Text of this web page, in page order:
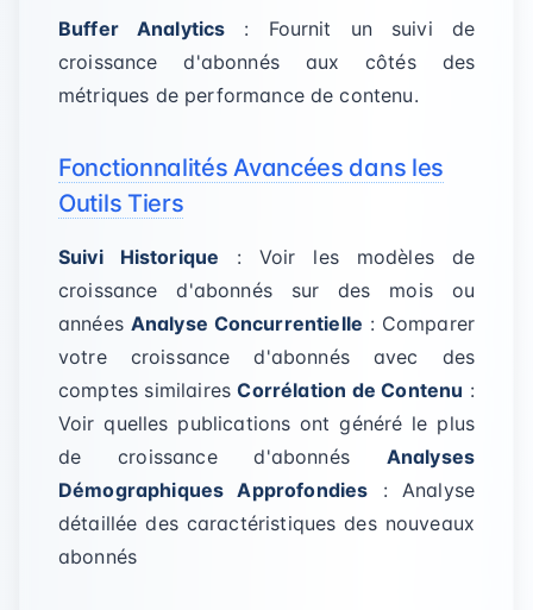
Buffer Analytics : Fournit un suivi de
croissance d'abonnés aux côtés des
métriques de performance de contenu.
Fonctionnalités Avancées dans les
Outils Tiers
Suivi Historique : Voir les modèles de
croissance d'abonnés sur des mois ou
années Analyse Concurrentielle : Comparer
votre croissance d'abonnés avec des
comptes similairesCorrélation de Contenu :
Voir quelles publications ont généré le plus
de croissance d'abonnés Analyses
Démographiques Approfondies : Analyse
détaillée des caractéristiques des nouveaux
abonnés